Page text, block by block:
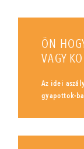
ÖN
VAGY
Az idei
gyapottok-